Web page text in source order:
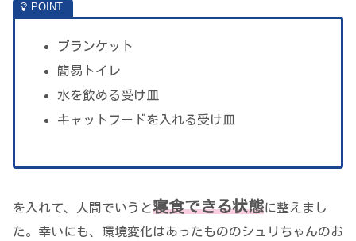
ブランケット
簡易トイレ
水を飲める受け皿
キャットフードを入れる受け皿
を入れて、人間でいうと寝食できる状態に整えまし
た。幸いにも、環境変化はあったもののシュリちゃんのお